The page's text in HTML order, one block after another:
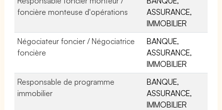
foncière monteuse d'opérations
ASSURANCE,
IMMOBILIER
Négociateur foncier / Négociatrice
foncière
BANQUE,
ASSURANCE,
IMMOBILIER
Responsable de programme
immobilier
BANQUE,
ASSURANCE,
IMMOBILIER